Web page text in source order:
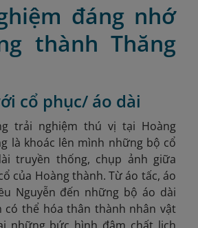
đáng nhớ
thành Thăng
cổ phục/ áo dài
trải nghiệm thú vị tại Hoàng
là khoác lên mình những bộ cổ
truyền thống, chụp ảnh giữa
của Hoàng thành. Từ áo tấc, áo
Nguyễn đến những bộ áo dài
có thể hóa thân thành nhân vật